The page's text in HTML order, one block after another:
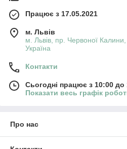
Працює з 17.05.2021
м. Львів
м. Львів, пр. Червоної
Україна
Контакти
Сьогодні працює з 10:00 до
Показати весь графік
Про нас